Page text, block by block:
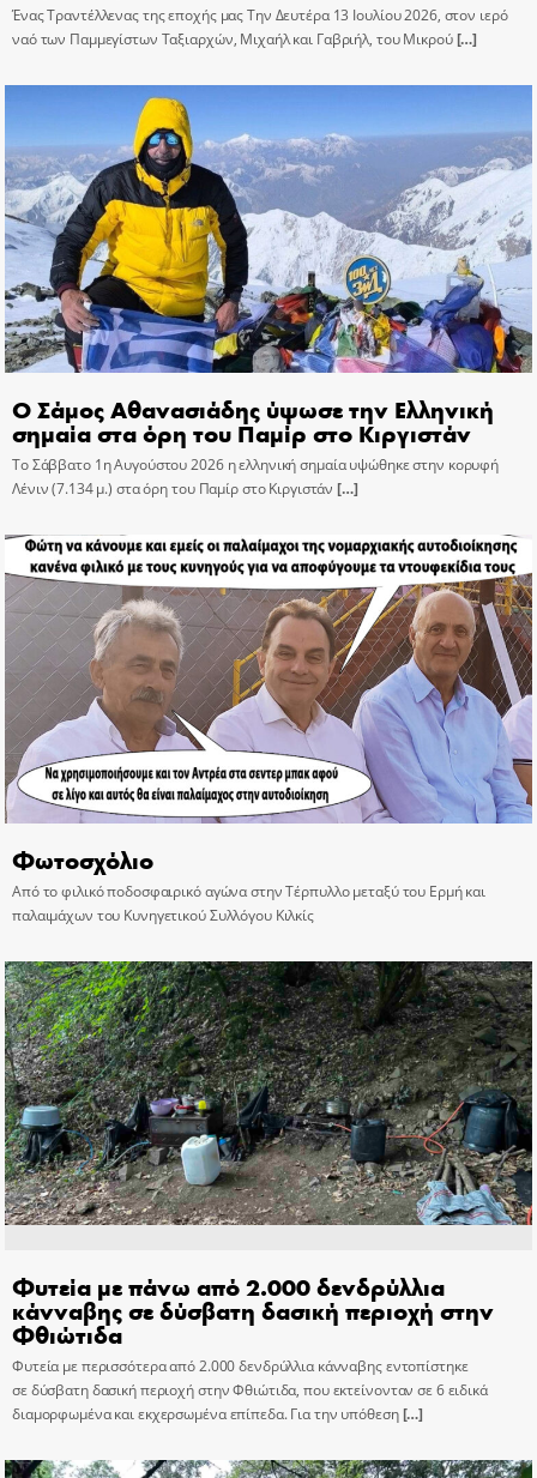
Ένας Τραντέλλενας της εποχής μας Την Δευτέρα 13 Ιουλίου 2026, στον ιερό
ναό των Παμμεγίστων Ταξιαρχών, Μιχαήλ και Γαβριήλ, του Μικρού[…]
Ο Σάμος Αθανασιάδης ύψωσε την Ελληνική
σημαία στα όρη του Παμίρ στο Κιργιστάν
Το Σάββατο 1η Αυγούστου 2026 η ελληνική σημαία υψώθηκε στην κορυφή
Λένιν (7.134 μ.) στα όρη του Παμίρ στο Κιργιστάν […]
Φωτοσχόλιο
Από το φιλικό ποδοσφαιρικό αγώνα στην Τέρπυλλο μεταξύ του Ερμή και
παλαιμάχων του Κυνηγετικού Συλλόγου Κιλκίς
Φυτεία με πάνω από 2.000 δενδρύλλια
κάνναβης σε δύσβατη δασική περιοχή στην
Φθιώτιδα
Φυτεία με περισσότερα από 2.000 δενδρύλλια κάνναβης εντοπίστηκε
σε δύσβατη δασική περιοχή στην Φθιώτιδα, που εκτείνονταν σε 6 ειδικά
διαμορφωμένα και εκχερσωμένα επίπεδα. Για την υπόθεση[…]